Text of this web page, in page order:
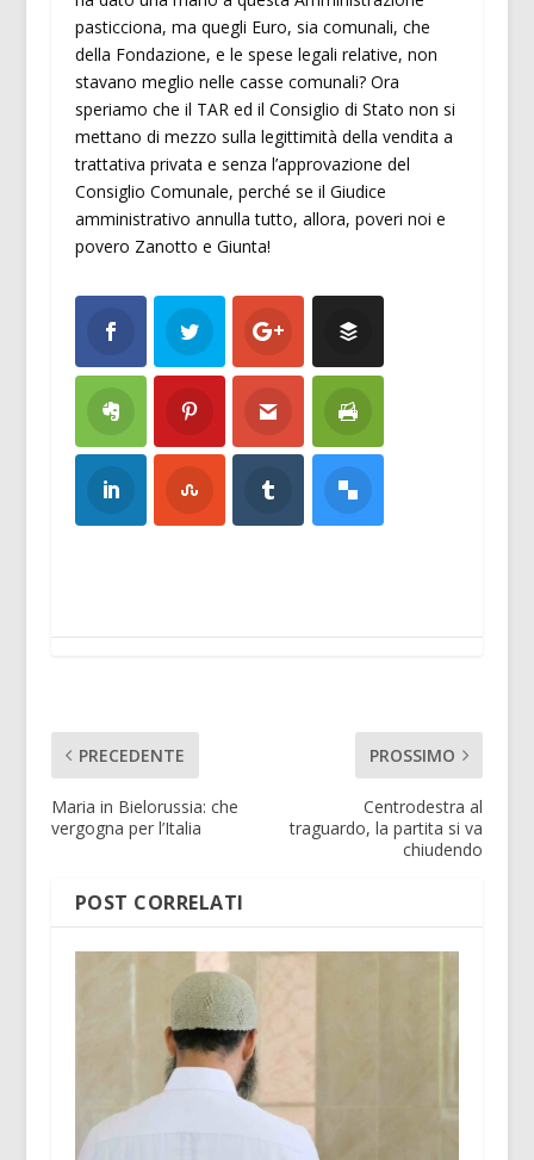
pasticciona, ma quegli Euro, sia comunali, che
della Fondazione, e le spese legali relative, non
stavano meglio nelle casse comunali? Ora
speriamo che il TAR ed il Consiglio di Stato non si
mettano di mezzo sulla legittimità della vendita a
trattativa privata e senza l’approvazione del
Consiglio Comunale, perché se il Giudice
amministrativo annulla tutto, allora, poveri noi e
povero Zanotto e Giunta!
PRECEDENTE
Maria in Bielorussia: che
vergogna per l’Italia
PROSSIMO
Centrodestra al
traguardo, la partita si va
chiudendo
POST CORRELATI